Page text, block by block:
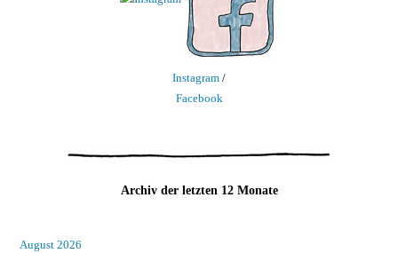
Instagram /
Facebook
Archiv der letzten 12 Monate
August 2026